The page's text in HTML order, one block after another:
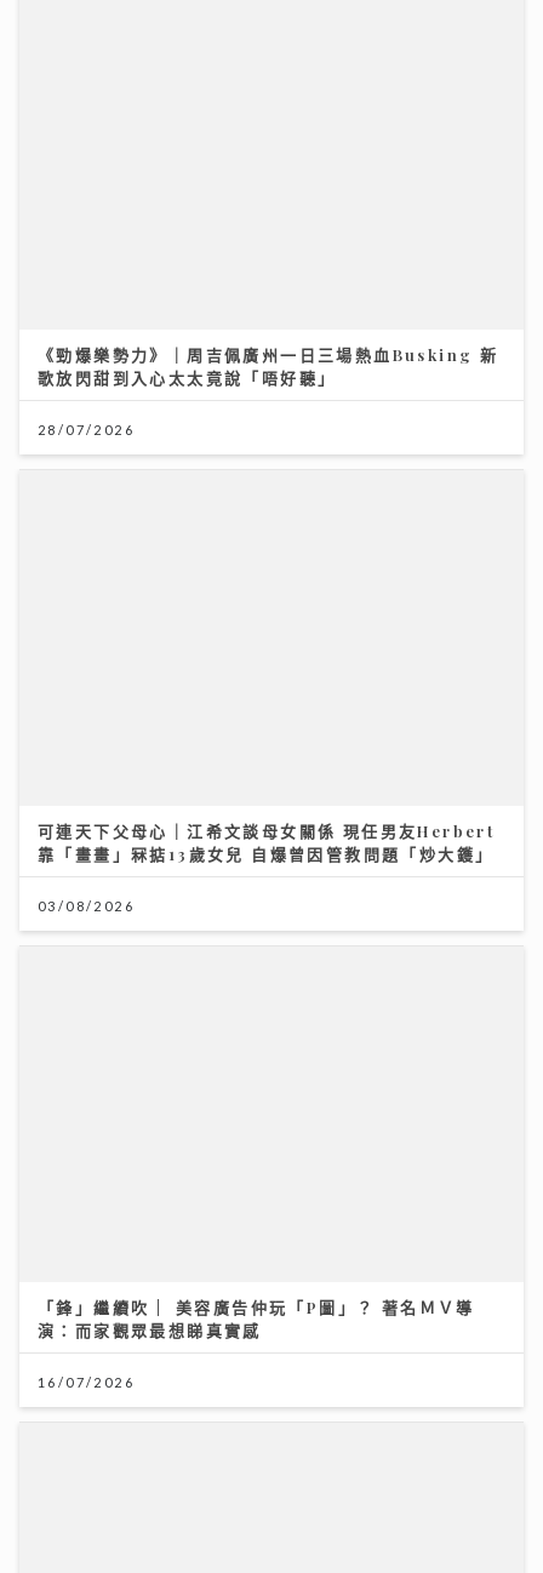
《勁爆樂勢力》｜周吉佩廣州一日三場熱血Busking 新
歌放閃甜到入心太太竟說「唔好聽」
28/07/2026
可連天下父母心｜江希文談母女關係 現任男友Herbert
靠「畫畫」冧掂13歲女兒 自爆曾因管教問題「炒大鑊」
03/08/2026
「鋒」繼續吹 | 美容廣告仲玩「P圖」？ 著名ＭＶ導
演：而家觀眾最想睇真實感
16/07/2026